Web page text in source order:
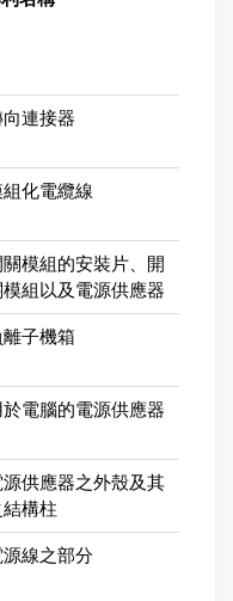
連接器
化電纜線
關模組的安裝片、開
組以及電源供應器
離子機箱
於電腦的電源供應器
源供應器之外殼及其
結構柱
源線之部分